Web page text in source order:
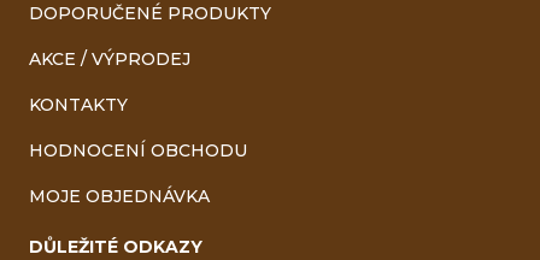
DOPORUČENÉ PRODUKTY
AKCE / VÝPRODEJ
KONTAKTY
HODNOCENÍ OBCHODU
MOJE OBJEDNÁVKA
DŮLEŽITÉ ODKAZY